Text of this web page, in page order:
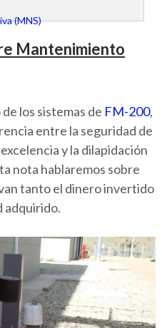
(MNS)
Mantenimiento
los sistemas de FM-200,
entre la seguridad de
y la dilapidación
nota hablaremos sobre
tanto el dinero invertido
adquirido.